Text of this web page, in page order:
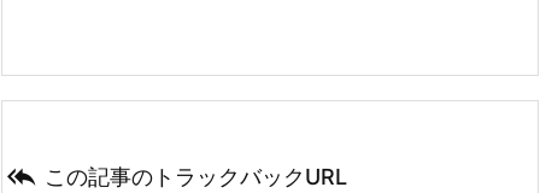
 この記事のトラックバックURL